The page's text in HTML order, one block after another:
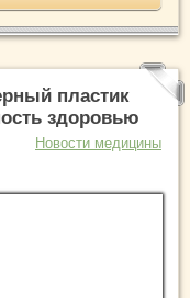
пластик
здоровью
Новости медицины